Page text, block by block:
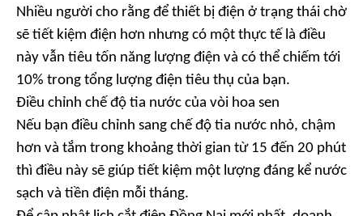
Nhiều người cho rằng để thiết bị điện ở trạng thái chờ
sẽ tiết kiệm điện hơn nhưng có một thực tế là điều
này vẫn tiêu tốn năng lượng điện và có thể chiếm tới
10% trong tổng lượng điện tiêu thụ của bạn.
Điều chỉnh chế độ tia nước của vòi hoa sen
Nếu bạn điều chỉnh sang chế độ tia nước nhỏ, chậm
hơn và tắm trong khoảng thời gian từ 15 đến 20 phút
thì điều này sẽ giúp tiết kiệm một lượng đáng kể nước
sạch và tiền điện mỗi tháng.